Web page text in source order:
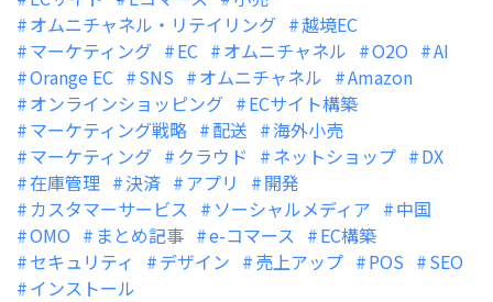
オムニチャネル・リテイリング
越境EC
マーケティング
EC オムニチャネル O2O
AI
Orange EC
SNS オムニチャネル
Amazon
オンラインショッピング
ECサイト構築
マーケティング戦略
配送
海外小売
マーケティング
クラウド ネットショップ
DX
在庫管理
決済 アプリ
開発
カスタマーサービス
ソーシャルメディア
中国
OMO
まとめ記事 e-コマース
EC構築
セキュリティ
デザイン 売上アップ POS
SEO
インストール